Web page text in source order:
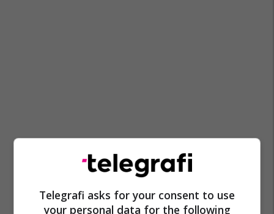
Telegrafi asks for your consent to use
your personal data for the following